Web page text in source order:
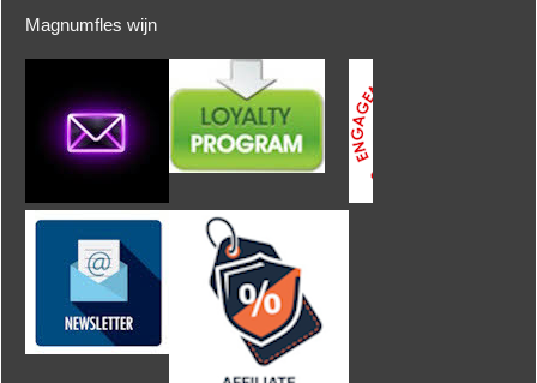
Magnumfles wijn